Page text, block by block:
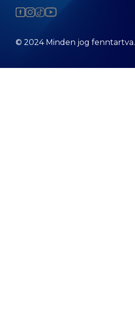
© 2024 Minden jog fenntartva.